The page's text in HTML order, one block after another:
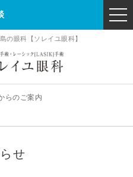
の眼科【ソレイユ眼科】
ソレイユ眼科
らのご案内
せ